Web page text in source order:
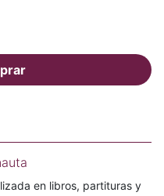
en libros, partituras y